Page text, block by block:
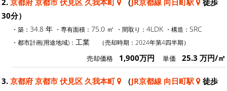
30分）
・築： 34.8 年 ・専有面積： 75.0 ㎡ ・間取り： 4LDK ・構造： SRC
・都市計画(用途地域)： 工業 （売却時期：2024年第4四半期）
売却価格 1,900万円 単価 25.3 万円/㎡
3. 京都府 京都市 伏見区 久我本町 （JR京都線 向日町駅
徒歩